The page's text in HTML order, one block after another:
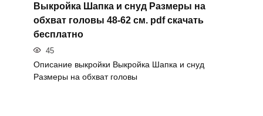
Выкройка Шапка и снуд Размеры на
обхват головы 48-62 см. pdf скачать
бесплатно
45
Описание выкройки Выкройка Шапка и снуд
Размеры на обхват головы